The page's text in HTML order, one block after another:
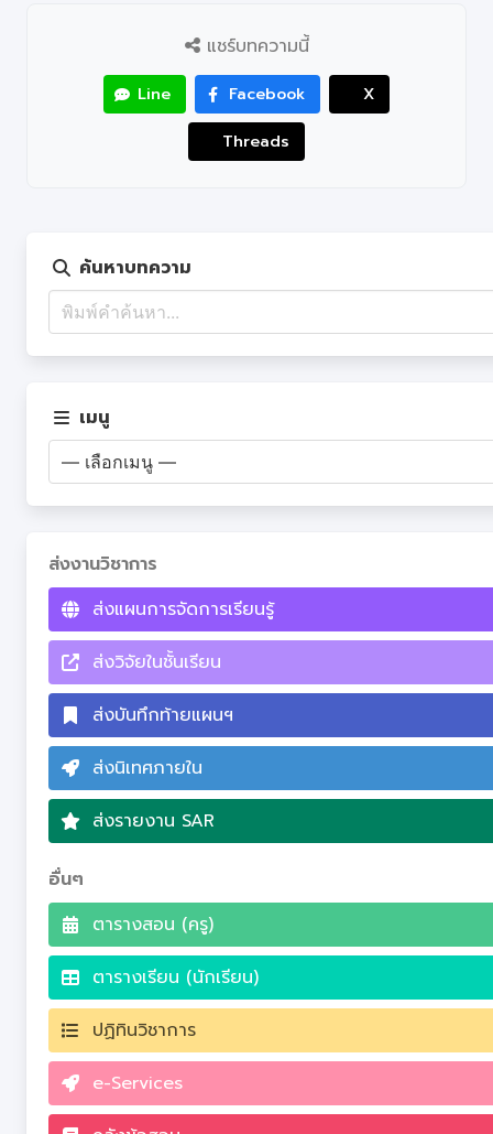
แชร์บทความนี้
Line Facebook X
Threads
ค้นหาบทความ
เมนู
ส่งงานวิชาการ
ส่งแผนการจัดการเรียนรู้
ส่งวิจัยในชั้นเรียน
ส่งบันทึกท้ายแผนฯ
ส่งนิเทศภายใน
ส่งรายงาน SAR
อื่นๆ
ตารางสอน (ครู)
ตารางเรียน (นักเรียน)
ปฏิทินวิชาการ
e-Services